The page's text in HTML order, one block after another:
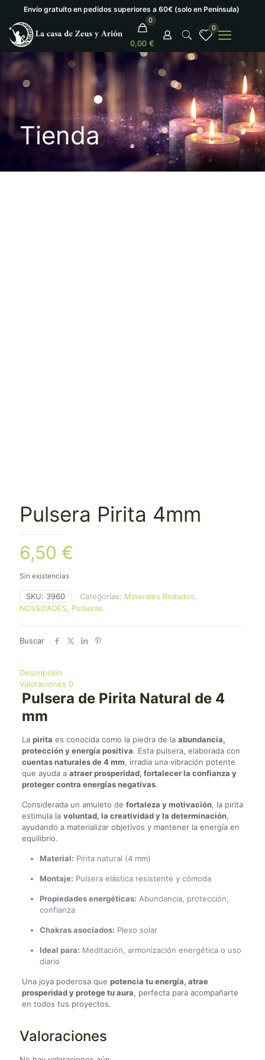
Envío gratuíto en pedidos superiores a 60€ (solo en Península)
0
0,00 €
0
Tienda
Pulsera Pirita 4mm
6,50 €
Sin existencias
SKU: 3960 Categorías: Minerales Rodados,
NOVEDADES, Pulseras
Buscar
Descripción
Valoraciones 0
Pulsera de Pirita Natural de 4
mm
La pirita es conocida como la piedra de la abundancia,
protección y energía positiva. Esta pulsera, elaborada con
cuentas naturales de 4 mm, irradia una vibración potente
que ayuda a atraer prosperidad, fortalecer la confianza y
proteger contra energías negativas.
Considerada un amuleto de fortaleza y motivación, la pirita
estimula la voluntad, la creatividad y la determinación,
ayudando a materializar objetivos y mantener la energía en
equilibrio.
Material: Pirita natural (4 mm)
Montaje: Pulsera elástica resistente y cómoda
Propiedades energéticas: Abundancia, protección,
confianza
Chakras asociados: Plexo solar
Ideal para: Meditación, armonización energética o uso
diario
Una joya poderosa que potencia tu energía, atrae
prosperidad y protege tu aura, perfecta para acompañarte
en todos tus proyectos.
Valoraciones